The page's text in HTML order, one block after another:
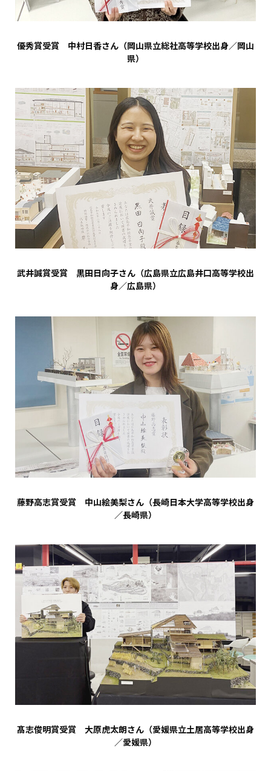
優秀賞受賞 中村日香さん（岡山県立総社高等学校出身／岡山
県）
武井誠賞受賞 黒田日向子さん（広島県立広島井口高等学校出
身／広島県）
藤野高志賞受賞 中山絵美梨さん（長崎日本大学高等学校出身
／長崎県）
髙志俊明賞受賞 大原虎太朗さん（愛媛県立土居高等学校出身
／愛媛県）